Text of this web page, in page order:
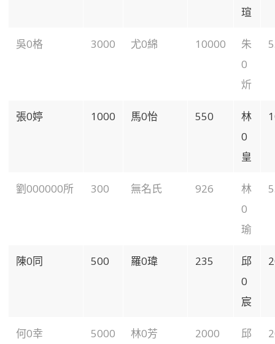
瑄
吳0格 3000 尤0綿 10000
朱
0
炘
張0婷 1000 馬0怡 550
林
0
皇
劉000000所 300 無名氏 926
林
0
瑜
陳0同 500 羅0瑋 235
邱
0
宸
何0幸 5000 林0芳 2000 邱